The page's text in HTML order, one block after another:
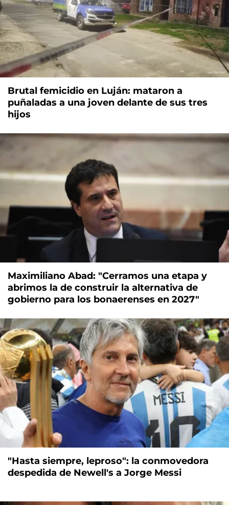
Brutal femicidio en Luján: mataron a
puñaladas a una joven delante de sus tres
hijos
Maximiliano Abad: "Cerramos una etapa y
abrimos la de construir la alternativa de
gobierno para los bonaerenses en 2027"
"Hasta siempre, leproso": la conmovedora
despedida de Newell's a Jorge Messi